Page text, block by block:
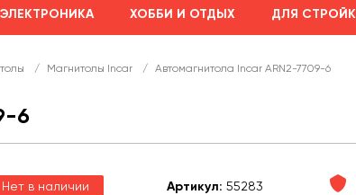
ХОББИ И ОТДЫХ ДЛЯ
/ Магнитолы Incar / Автомагнитола Incar ARN2-7709-6
6
Нет в наличии Артикул: 55283